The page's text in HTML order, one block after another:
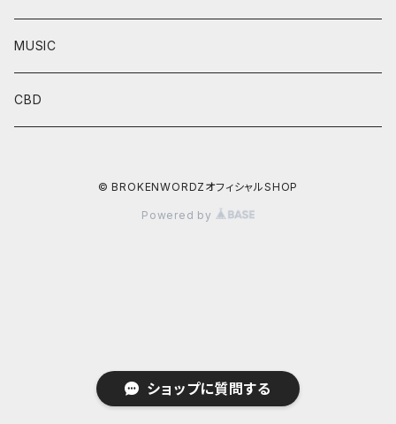
MUSIC
CBD
© BROKENWORDZオフィシャルSHOP
Powered by
ショップに質問する